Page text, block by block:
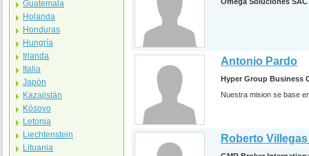
Antonio Pardo
Hyper Group Business
Nuestra mision se base
Roberto
Guatemala
Holanda
Honduras
Hungría
Irlanda
Italia
Japón
Kazajistán
Kósovo
Letonia
Liechtenstein
Lituania